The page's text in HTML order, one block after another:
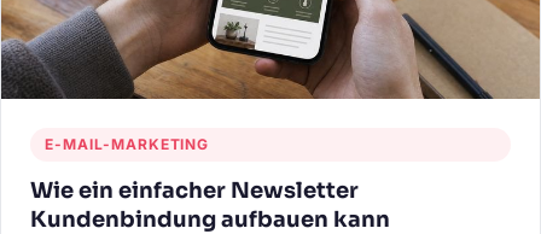
E-MAIL-MARKETING
Wie ein einfacher Newsletter
Kundenbindung aufbauen kann